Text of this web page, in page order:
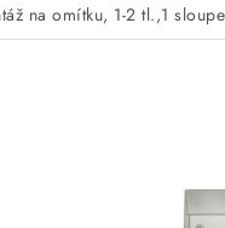
na omítku, 1-2 tl.,1